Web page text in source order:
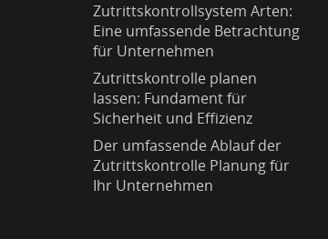
Zutrittskontrollsystem Arten:
Eine umfassende Betrachtung
für Unternehmen
Zutrittskontrolle planen
lassen: Fundament für
Sicherheit und Effizienz
Der umfassende Ablauf der
Zutrittskontrolle Planung für
Ihr Unternehmen